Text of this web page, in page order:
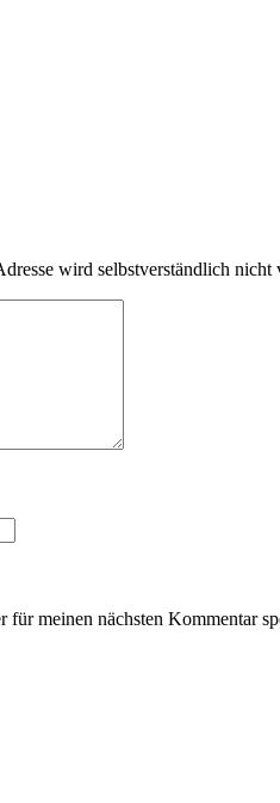
wird selbstverständlich nicht
meinen nächsten Kommentar